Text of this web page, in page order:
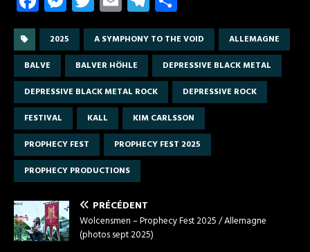
ce
b
o
o
k
es
se
n
g
er
w
it
te
r
m
ail
el
e
gr
a
m
ar
ta
g
er
2025 A SYMPHONY TO THE VOID
ALLEMAGNE
BALVE
BALVER HÖHLE
DEPRESSIVE BLACK METAL
DEPRESSIVE BLACK METAL ROCK
DEPRESSIVE ROCK
FESTIVAL
KALL
KIM CARLSSON
PROPHECY FEST
PROPHECY FEST 2025
PROPHECY PRODUCTIONS
PRÉCÉDENT
Wolcensmen – Prophecy Fest 2025 / Allemagne
(photos sept 2025)